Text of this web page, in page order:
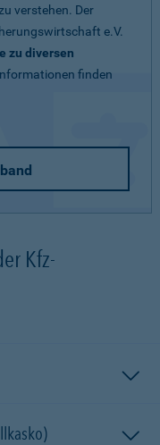
verstehen. Der
e.V.
zu diversen
finden
Kfz-